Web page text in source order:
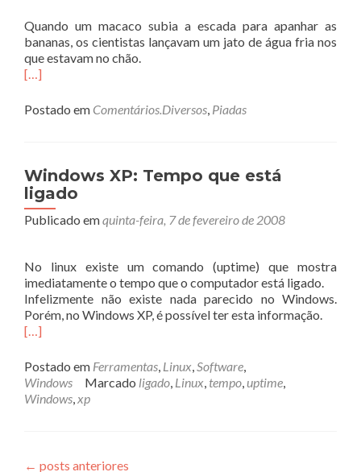
Quando um macaco subia a escada para apanhar as
bananas, os cientistas lançavam um jato de água fria nos
que estavam no chão.
[…]
Postado em Comentários.Diversos, Piadas
Windows XP: Tempo que está
ligado
Publicado emquinta-feira, 7 de fevereiro de 2008
No linux existe um comando (uptime) que mostra
imediatamente o tempo que o computador está ligado.
Infelizmente não existe nada parecido no Windows.
Porém, no Windows XP, é possível ter esta informação.
[…]
Postado em Ferramentas, Linux,Software,
Windows
Marcado ligado, Linux, tempo,uptime,
Windows,xp
← posts anteriores